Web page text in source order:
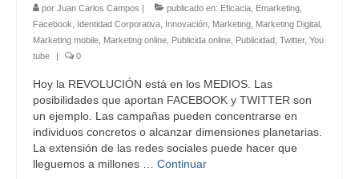
por Juan Carlos Campos | publicado en: Eficacia Emarketing
Facebook
Identidad Corporativa Innovación Marketing Marketing Digital
Marketing mobile Marketing online Publicida online Publicidad Twitter, You
tube
| 0
Hoy la REVOLUCIÓN está en los MEDIOS. Las
posibilidades que aportan FACEBOOK y TWITTER son
un ejemplo. Las campañas pueden concentrarse en
individuos concretos o alcanzar dimensiones planetarias.
La extensión de las redes sociales puede hacer que
lleguemos a millones … Continuar